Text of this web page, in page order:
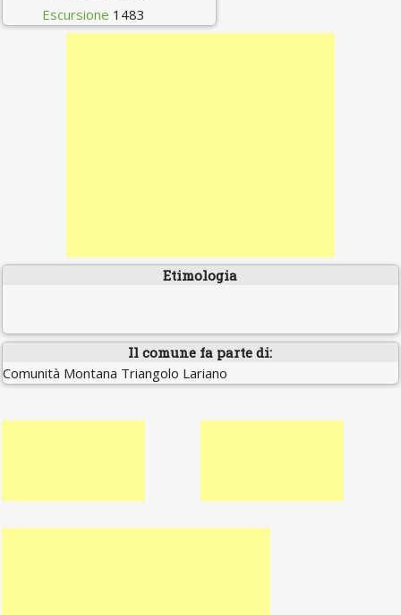
Escursione 1483
Etimologia
Il comune fa parte di:
Comunità Montana Triangolo Lariano